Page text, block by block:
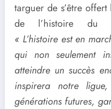
targuer de s’être
de l’histoire du
« L’histoire est en
qui non seulement
atteindre un succès
inspirera notre
générations futures,